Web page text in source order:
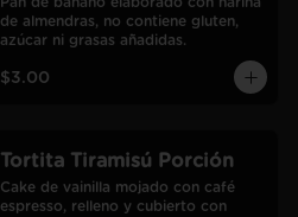
de almendras, no contiene gluten,
azúcar ni grasas añadidas.
$3.00
Tortita Tiramisú Porción
Cake de vainilla mojado con café
espresso, relleno y cubierto con